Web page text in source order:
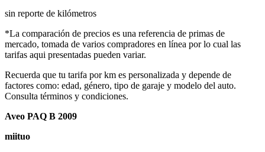
sin reporte de kilómetros
*La comparación de precios es una referencia de primas de
mercado, tomada de varios compradores en línea por lo cual las
tarifas aqui presentadas pueden variar.
Recuerda que tu tarifa por km es personalizada y depende de
factores como: edad, género, tipo de garaje y modelo del auto.
Consulta términos y condiciones.
Aveo PAQ B 2009
miituo